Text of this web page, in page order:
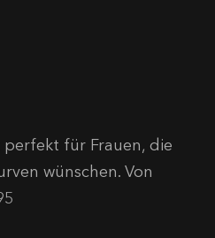
perfekt für Frauen, die
wünschen. Von